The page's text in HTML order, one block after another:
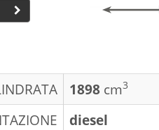
1898 cm3
diesel